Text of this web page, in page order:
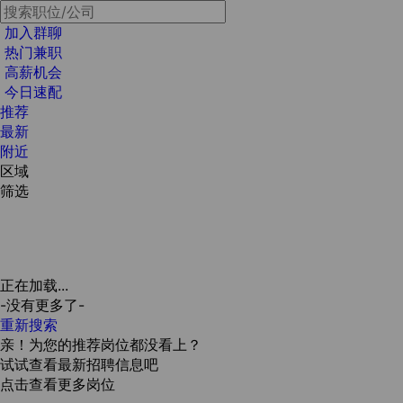
加入群聊
热门兼职
高薪机会
今日速配
推荐
最新
附近
区域
筛选
正在加载...
-没有更多了-
重新搜索
亲！为您的推荐岗位都没看上？
试试查看最新招聘信息吧
点击查看更多岗位